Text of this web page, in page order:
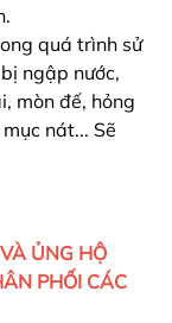
quá trình sử
ngập nước,
mòn đế, hỏng
nát... Sẽ
ỦNG HỘ
PHỐI CÁC